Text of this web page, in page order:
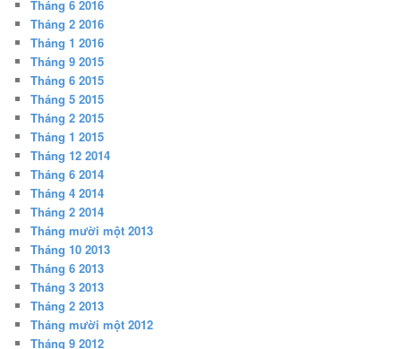
Tháng 6 2016
Tháng 2 2016
Tháng 1 2016
Tháng 9 2015
Tháng 6 2015
Tháng 5 2015
Tháng 2 2015
Tháng 1 2015
Tháng 12 2014
Tháng 6 2014
Tháng 4 2014
Tháng 2 2014
Tháng mười một 2013
Tháng 10 2013
Tháng 6 2013
Tháng 3 2013
Tháng 2 2013
Tháng mười một 2012
Tháng 9 2012